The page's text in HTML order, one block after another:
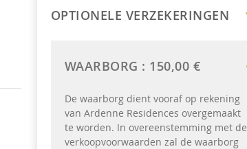
OPTIONELE VERZEKERINGEN
WAARBORG : 150,00 €
De waarborg dient vooraf op rekening
van Ardenne Residences overgemaakt
te worden. In overeenstemming met de
verkoopvoorwaarden zal de waarborg